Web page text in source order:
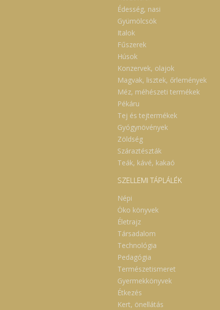
Édesség, nasi
Gyümölcsök
Italok
Fűszerek
Húsok
Konzervek, olajok
Magvak, lisztek, őrlemények
Méz, méhészeti termékek
Pékáru
Tej és tejtermékek
Gyógynövények
Zöldség
Száraztészták
Teák, kávé, kakaó
SZELLEMI TÁPLÁLÉK
Népi
Öko könyvek
Életrajz
Társadalom
Technológia
Pedagógia
Természetismeret
Gyermekkönyvek
Étkezés
Kert, önellátás